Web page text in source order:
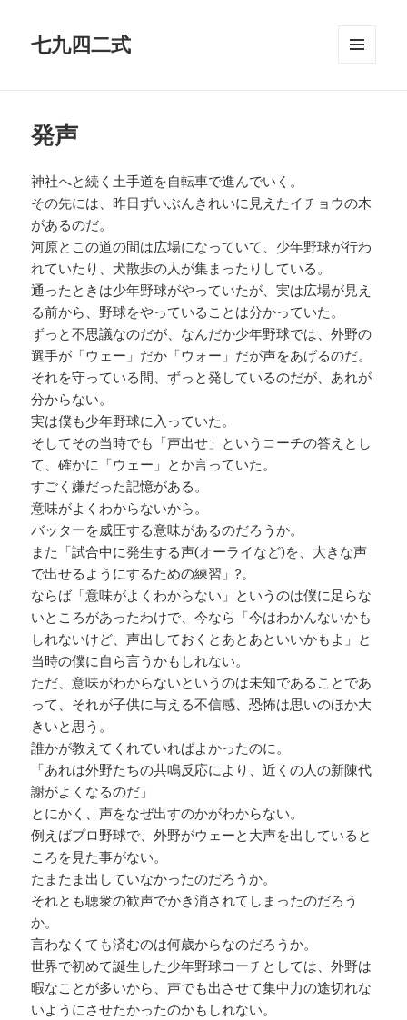
七九四二式
発声
神社へと続く土手道を自転車で進んでいく。
その先には、昨日ずいぶんきれいに見えたイチョウの木
があるのだ。
河原とこの道の間は広場になっていて、少年野球が行わ
れていたり、犬散歩の人が集まったりしている。
通ったときは少年野球がやっていたが、実は広場が見え
る前から、野球をやっていることは分かっていた。
ずっと不思議なのだが、なんだか少年野球では、外野の
選手が「ウェー」だか「ウォー」だが声をあげるのだ。
それを守っている間、ずっと発しているのだが、あれが
分からない。
実は僕も少年野球に入っていた。
そしてその当時でも「声出せ」というコーチの答えとし
て、確かに「ウェー」とか言っていた。
すごく嫌だった記憶がある。
意味がよくわからないから。
バッターを威圧する意味があるのだろうか。
また「試合中に発生する声(オーライなど)を、大きな声
で出せるようにするための練習」?。
ならば「意味がよくわからない」というのは僕に足らな
いところがあったわけで、今なら「今はわかんないかも
しれないけど、声出しておくとあとあといいかもよ」と
当時の僕に自ら言うかもしれない。
ただ、意味がわからないというのは未知であることであ
って、それが子供に与える不信感、恐怖は思いのほか大
きいと思う。
誰かが教えてくれていればよかったのに。
「あれは外野たちの共鳴反応により、近くの人の新陳代
謝がよくなるのだ」
とにかく、声をなぜ出すのかがわからない。
例えばプロ野球で、外野がウェーと大声を出していると
ころを見た事がない。
たまたま出していなかったのだろうか。
それとも聴衆の歓声でかき消されてしまったのだろう
か。
言わなくても済むのは何歳からなのだろうか。
世界で初めて誕生した少年野球コーチとしては、外野は
暇なことが多いから、声でも出させて集中力の途切れな
いようにさせたかったのかもしれない。